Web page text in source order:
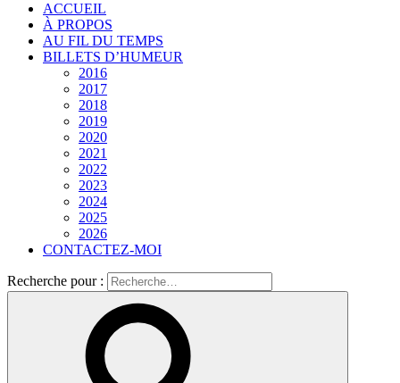
ACCUEIL
À PROPOS
AU FIL DU TEMPS
BILLETS D’HUMEUR
2016
2017
2018
2019
2020
2021
2022
2023
2024
2025
2026
CONTACTEZ-MOI
Recherche pour :